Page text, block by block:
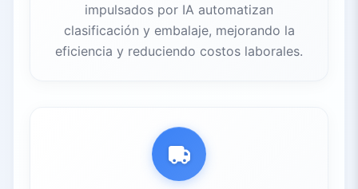
impulsados por IA automatizan
clasificación y embalaje, mejorando la
eficiencia y reduciendo costos laborales.